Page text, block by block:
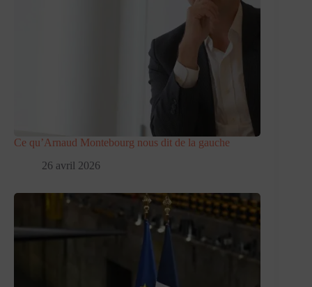
Ce qu’Arnaud Montebourg nous dit de la gauche
26 avril 2026